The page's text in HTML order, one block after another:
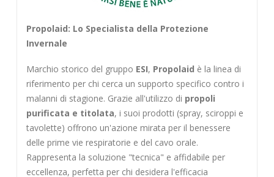
Propolaid: Lo Specialista della Protezione
Invernale
Marchio storico del gruppo ESI, Propolaid è la linea di
riferimento per chi cerca un supporto specifico contro i
malanni di stagione. Grazie all'utilizzo di propoli
purificata e titolata, i suoi prodotti (spray, sciroppi e
tavolette) offrono un'azione mirata per il benessere
delle prime vie respiratorie e del cavo orale.
Rappresenta la soluzione "tecnica" e affidabile per
eccellenza, perfetta per chi desidera l'efficacia